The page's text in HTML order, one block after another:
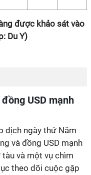
được khảo sát vào
Du Y)
USD mạnh
dịch ngày thứ Năm
và đồng USD mạnh
và một vụ chìm
theo dõi cuộc gặp